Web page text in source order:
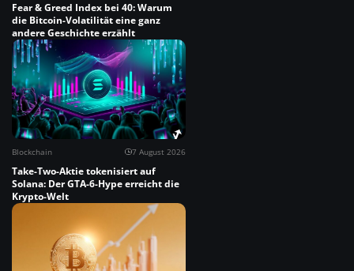
Fear & Greed Index bei 40: Warum
die Bitcoin-Volatilität eine ganz
andere Geschichte erzählt
Blockchain 7 August 2026
Take-Two-Aktie tokenisiert auf
Solana: Der GTA-6-Hype erreicht die
Krypto-Welt